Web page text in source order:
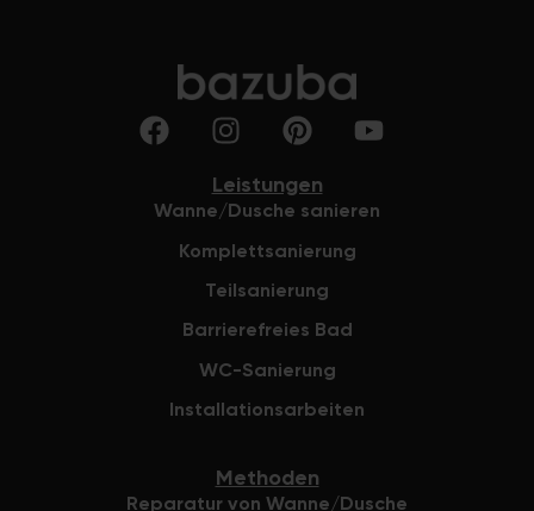
Leistungen
Wanne/Dusche sanieren
Komplettsanierung
Teilsanierung
Barrierefreies Bad
WC-Sanierung
Installationsarbeiten
Methoden
Reparatur von Wanne/Dusche